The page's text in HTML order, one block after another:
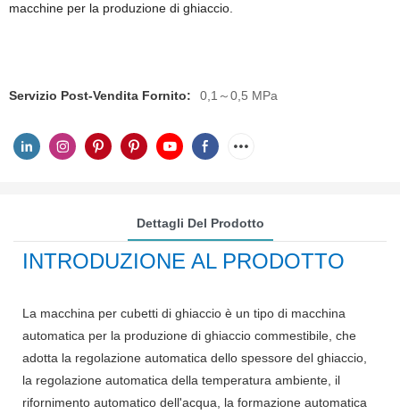
macchine per la produzione di ghiaccio.
Servizio Post-Vendita Fornito: 0,1～0,5 MPa
Dettagli Del Prodotto
INTRODUZIONE AL PRODOTTO
La macchina per cubetti di ghiaccio è un tipo di macchina
automatica per la produzione di ghiaccio commestibile, che
adotta la regolazione automatica dello spessore del ghiaccio,
la regolazione automatica della temperatura ambiente, il
rifornimento automatico dell'acqua, la formazione automatica